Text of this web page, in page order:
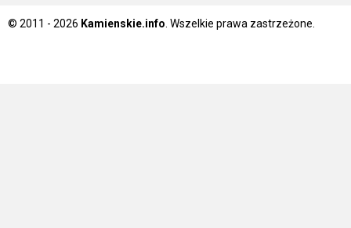
© 2011 - 2026 Kamienskie.info . Wszelkie prawa zastrzeżone.